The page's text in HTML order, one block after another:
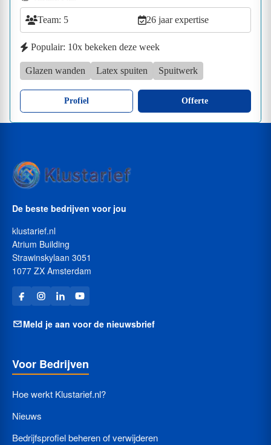
Team: 5 26 jaar expertise
Populair: 10x bekeken deze week
Glazen wanden Latex spuiten Spuitwerk
Profiel Offerte
De beste bedrijven voor jou
klustarief.nl
Atrium Building
Strawinskylaan 3051
1077 ZX Amsterdam
Meld je aan voor de nieuwsbrief
Voor Bedrijven
Hoe werkt Klustarief.nl?
Nieuws
Bedrijfsprofiel beheren of verwijderen